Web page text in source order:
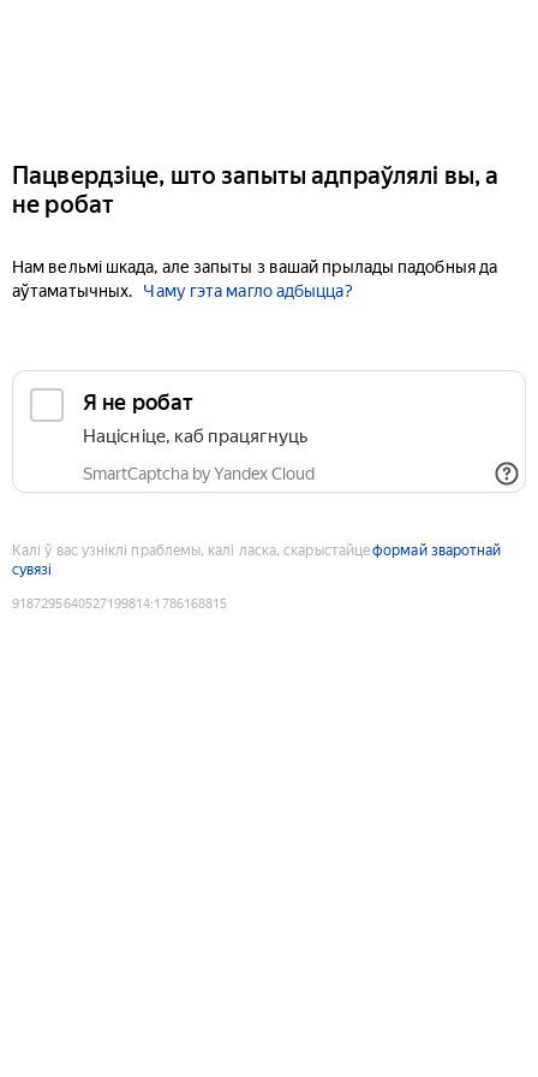
Пацвердзіце, што запыты адпраўлялі вы, а
не робат
Нам вельмі шкада, але запыты з вашай прылады падобныя да
аўтаматычных.
Чаму гэта магло адбыцца?
Я не робат
Націсніце, каб працягнуць
SmartCaptcha by Yandex Cloud
Калі ў вас узніклі праблемы, калі ласка, скарыстайцеформай зваротнай
сувязі
9187295640527199814:1786168815